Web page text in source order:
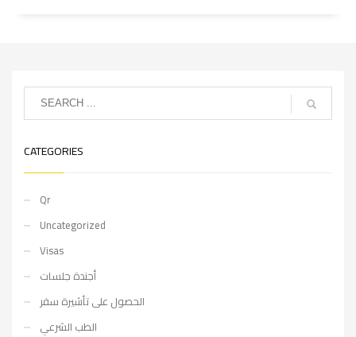
CATEGORIES
Qr
Uncategorized
Visas
أجندة جلسات
الحصول على تأشيرة سفر
الطب الشرعي